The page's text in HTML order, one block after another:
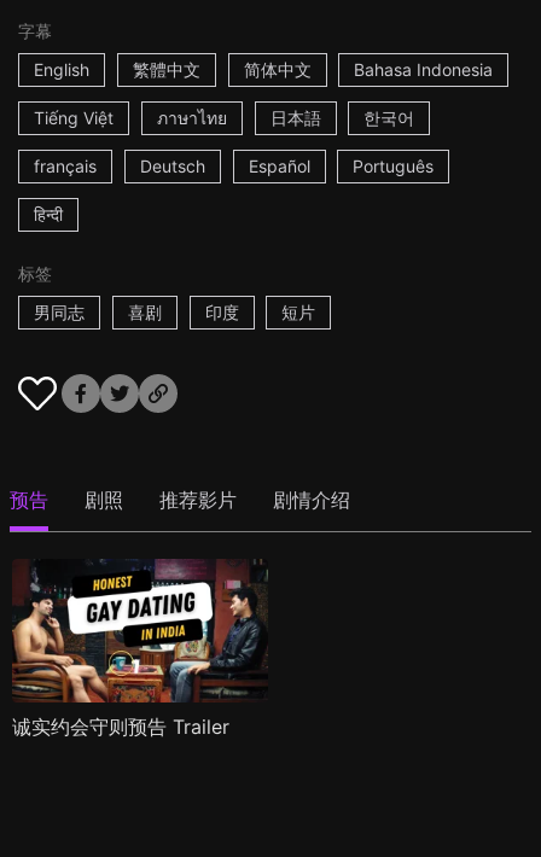
字幕
English
繁體中文 简体中文 Bahasa Indonesia
Tiếng Việt ภาษาไทย 日本語 한국어
français Deutsch Español Português
हिन्दी
标签
男同志
喜剧 印度 短片
预告 剧照 推荐影片 剧情介绍
诚实约会守则预告 Trailer